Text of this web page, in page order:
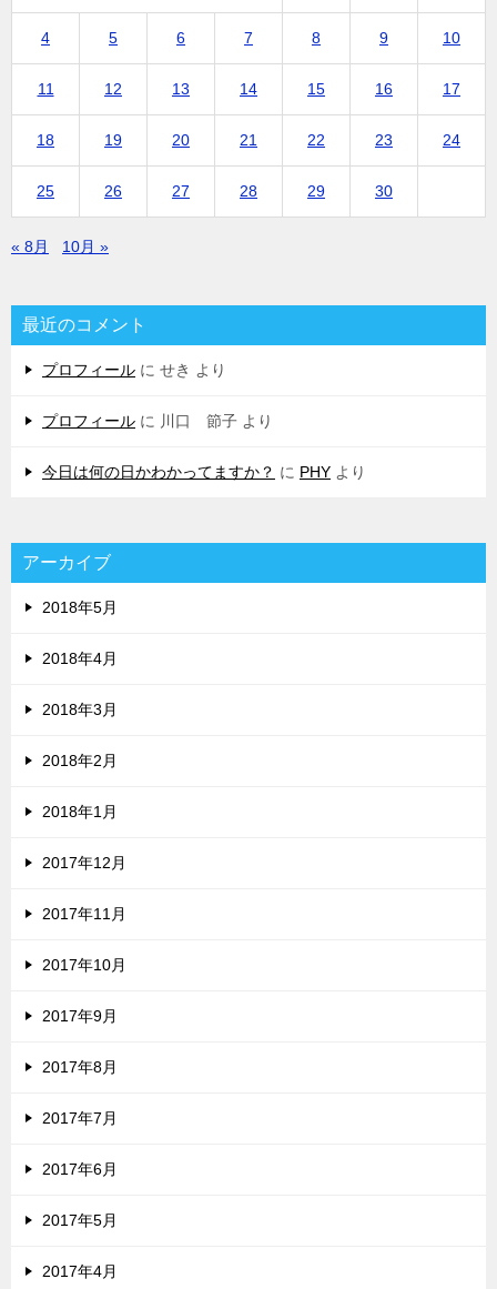
4 5 6 7 8 9 10
11 12 13 14 15 16 17
18 19 20 21 22 23 24
25 26 27 28 29 30
« 8月 10月 »
最近のコメント
プロフィール に せき より
プロフィール に 川口 節子 より
今日は何の日かわかってますか？ に PHY より
アーカイブ
2018年5月
2018年4月
2018年3月
2018年2月
2018年1月
2017年12月
2017年11月
2017年10月
2017年9月
2017年8月
2017年7月
2017年6月
2017年5月
2017年4月